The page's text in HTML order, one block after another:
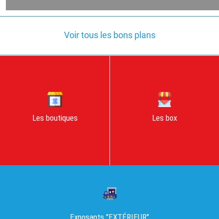
Voir tous les bons plans
Les boutiques Les box